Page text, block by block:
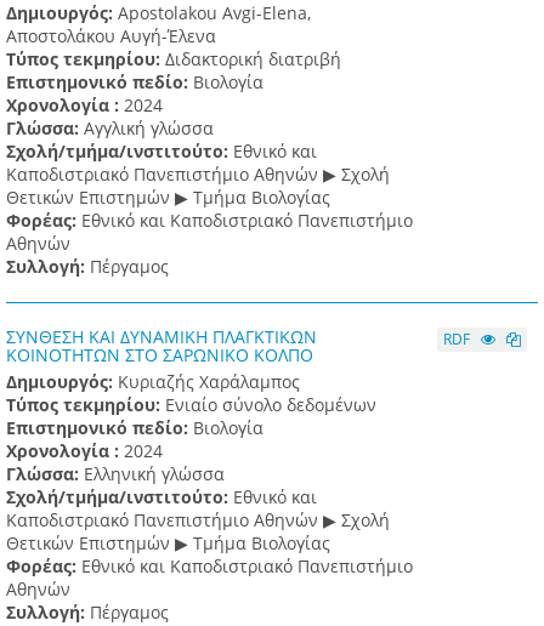
Δημιουργός: Apostolakou Avgi-Elena,
Αποστολάκου Αυγή-Έλενα
Τύπος τεκμηρίου: Διδακτορική διατριβή
Επιστημονικό πεδίο: Βιολογία
Χρονολογία : 2024
Γλώσσα: Αγγλική γλώσσα
Σχολή/τμήμα/ινστιτούτο: Εθνικό και
Καποδιστριακό Πανεπιστήμιο Αθηνών ▶ Σχολή
Θετικών Επιστημών ▶ Τμήμα Βιολογίας
Φορέας: Εθνικό και Καποδιστριακό Πανεπιστήμιο
Αθηνών
Συλλογή: Πέργαμος
ΣΥΝΘΕΣΗ ΚΑΙ ΔΥΝΑΜΙΚΗ ΠΛΑΓΚΤΙΚΩΝ
ΚΟΙΝΟΤΗΤΩΝ ΣΤΟ ΣΑΡΩΝΙΚΟ ΚΟΛΠΟ
Δημιουργός: Κυριαζής Χαράλαμπος
Τύπος τεκμηρίου: Ενιαίο σύνολο δεδομένων
Επιστημονικό πεδίο: Βιολογία
Χρονολογία : 2024
Γλώσσα: Ελληνική γλώσσα
Σχολή/τμήμα/ινστιτούτο: Εθνικό και
Καποδιστριακό Πανεπιστήμιο Αθηνών ▶ Σχολή
Θετικών Επιστημών ▶ Τμήμα Βιολογίας
Φορέας: Εθνικό και Καποδιστριακό Πανεπιστήμιο
Αθηνών
Συλλογή: Πέργαμος
RDF